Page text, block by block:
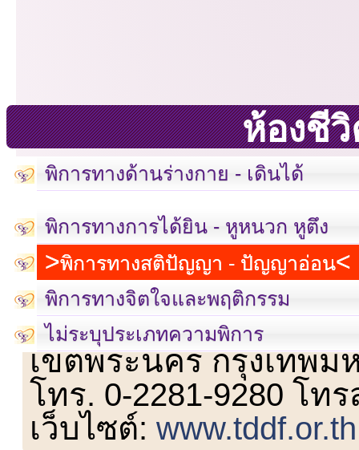
ห้องชี
พิการทางด้านร่างกาย - เดินได้
พิการทางการได้ยิน - หูหนวก หูตึง
พิการทางสติปัญญา - ปัญญาอ่อน
พิการทางจิตใจและพฤติกรรม
ไม่ระบุประเภทความพิการ
เลขที่ 23 ชั้น 2 ถนนวิ
เขตพระนคร กรุงเทพม
โทร. 0-2281-9280 โท
เว็บไซต์:www.tddf.or.th